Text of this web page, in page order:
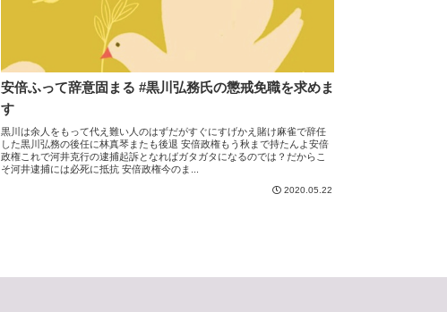
安倍ふって辞意固まる #黒川弘務氏の懲戒免職を求めま
す
黒川は余人をもって代え難い人のはずだがすぐにすげかえ賭け麻雀で辞任
した黒川弘務の後任に林真琴またも後退 安倍政権もう秋まで持たんよ安倍
政権これで河井克行の逮捕起訴となればガタガタになるのでは？だからこ
そ河井逮捕には必死に抵抗 安倍政権今のま...
2020.05.22